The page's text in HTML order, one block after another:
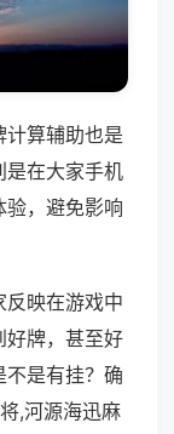
计算辅助也是
是在大家手机
，避免影响
映在游戏中
好牌，甚至好
是有挂？确
,河源海迅麻